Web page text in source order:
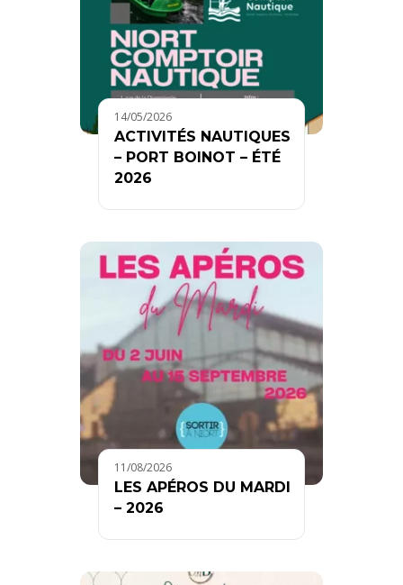
14/05/2026
ACTIVITÉS NAUTIQUES
– PORT BOINOT – ÉTÉ
2026
11/08/2026
LES APÉROS DU MARDI
– 2026